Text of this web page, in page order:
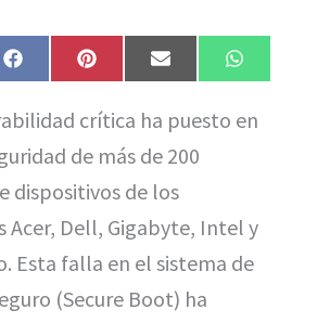
Compartir
en
F
a
e
o
o
k
Compartir
en
P
i
t
r
e
s
t
Compartir
en
E
m
i
l
Compartir
en
W
h
t
crítica ha puesto en
de más de 200
dispositivos de los
Acer, Dell, Gigabyte, Intel y
Esta falla en el sistema de
(Secure Boot) ha